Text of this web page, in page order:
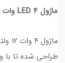
ماژول LED ۴ وات 12 ولت چیست؟